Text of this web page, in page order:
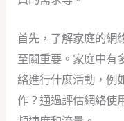
首先，了解家庭的網
至關重要。家庭中有
絡進行什麼活動，例
作？通過評估網絡使